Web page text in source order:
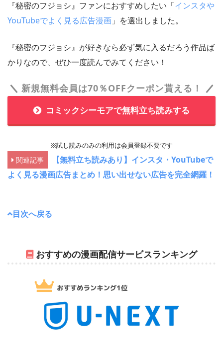
『秘密のフジョシ』ファンにおすすめしたい「インスタや
YouTubeでよく見る広告漫画」を選出しました。
『秘密のフジョシ』が好きなら必ず気に入るだろう作品ば
かりなので、ぜひ一度読んでみてください！
新規無料会員は70％OFFクーポン貰える！
コミックシーモアで無料立ち読みする
※試し読みのみの利用は会員登録不要です
関連記事
【無料立ち読みあり】インスタ・YouTubeで
よく見る漫画広告まとめ！思い出せない広告を完全網羅！
目次へ戻る
おすすめの漫画配信サービスランキング